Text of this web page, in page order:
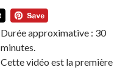
Durée approximative : 30
minutes.
Cette vidéo est la première